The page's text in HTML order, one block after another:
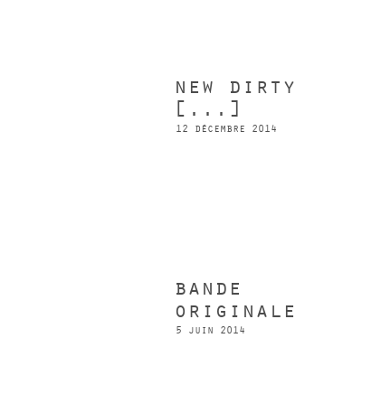
new dirty
[...]
12 décembre 2014
bande
originale
5 juin 2014